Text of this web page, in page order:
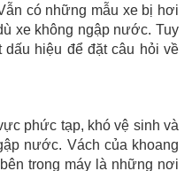
có những mẫu xe bị hơi
xe không ngập nước. Tuy
hiệu để đặt câu hỏi về
phức tạp, khó vệ sinh và
nước. Vách của khoang
trong máy là những nơi